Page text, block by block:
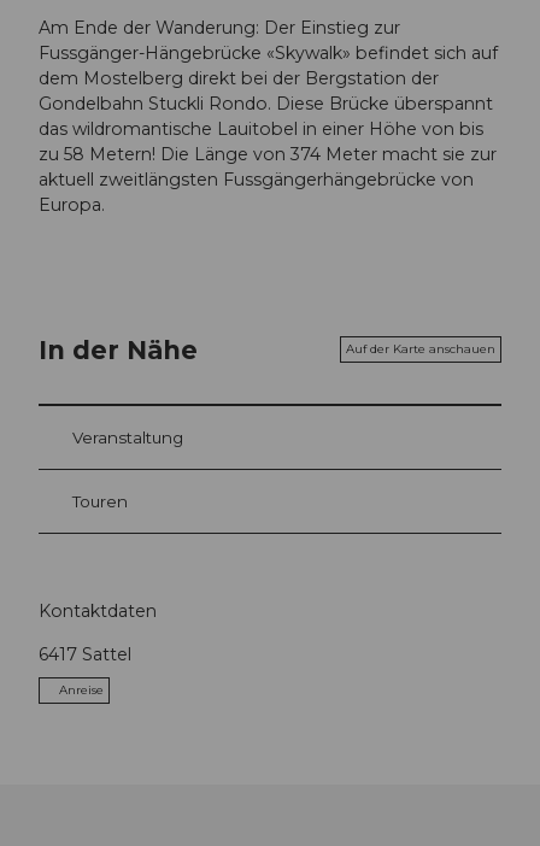
Am Ende der Wanderung: Der Einstieg zur
Fussgänger-Hängebrücke «Skywalk» befindet sich auf
dem Mostelberg direkt bei der Bergstation der
Gondelbahn Stuckli Rondo. Diese Brücke überspannt
das wildromantische Lauitobel in einer Höhe von bis
zu 58 Metern! Die Länge von 374 Meter macht sie zur
aktuell zweitlängsten Fussgängerhängebrücke von
Europa.
In der Nähe Auf der Karte anschauen
Veranstaltung
Touren
Kontaktdaten
6417 Sattel
Anreise